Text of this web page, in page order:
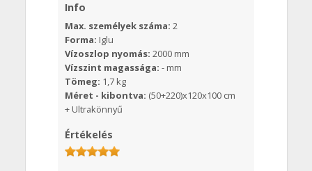
Info
Max. személyek száma: 2
Forma: Iglu
Vízoszlop nyomás: 2000 mm
Vízszint magassága: - mm
Tömeg: 1,7 kg
Méret - kibontva: (50+220)x120x100 cm
+ Ultrakönnyű
Értékelés